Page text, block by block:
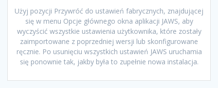
Użyj pozycji Przywróć do ustawień fabrycznych, znajdującej
się w menu Opcje głównego okna aplikacji JAWS, aby
wyczyścić wszystkie ustawienia użytkownika, które zostały
zaimportowane z poprzedniej wersji lub skonfigurowane
ręcznie. Po usunięciu wszystkich ustawień JAWS uruchamia
się ponownie tak, jakby była to zupełnie nowa instalacja.